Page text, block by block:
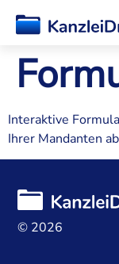
Interaktive
Ihrer Mandanten
© 2026